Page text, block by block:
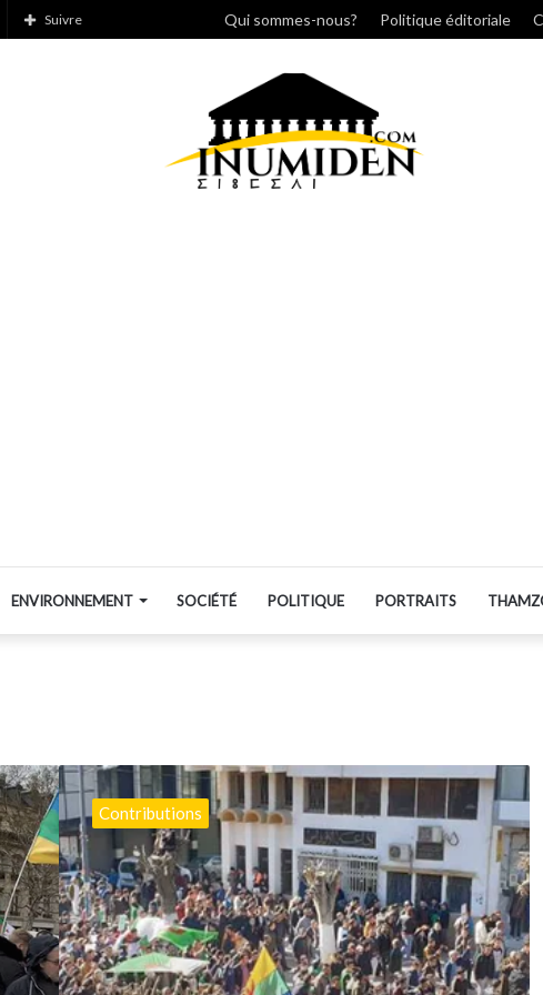
Rechercher
Suivre Qui sommes-nous? Politique éditoriale
ENVIRONNEMENT SOCIÉTÉ POLITIQUE PORTRAITS
Libérez
l’Algérie
!
Contributions